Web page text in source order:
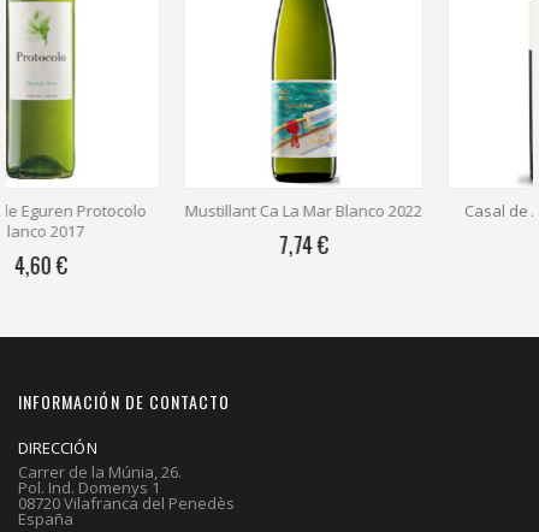
Mustillant Ca La Mar Blanco 2022
Casal de Armán Blanco 2023
INFORMACIÓN DE CONTACTO
DIRECCIÓN
Carrer de la Múnia, 26.
Pol. Ind. Domenys 1
08720 Vilafranca del Penedès
España